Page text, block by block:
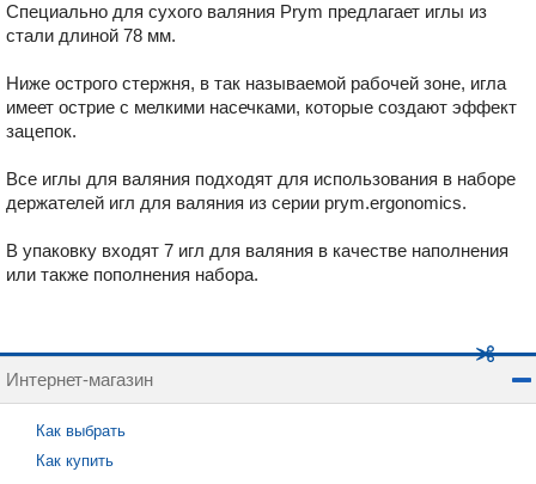
Специально для сухого валяния Prym предлагает иглы из
стали длиной 78 мм.
Ниже острого стержня, в так называемой рабочей зоне, игла
имеет острие с мелкими насечками, которые создают эффект
зацепок.
Все иглы для валяния подходят для использования в наборе
держателей игл для валяния из серии prym.ergonomics.
В упаковку входят 7 игл для валяния в качестве наполнения
или также пополнения набора.
Интернет-магазин
Как выбрать
Как купить